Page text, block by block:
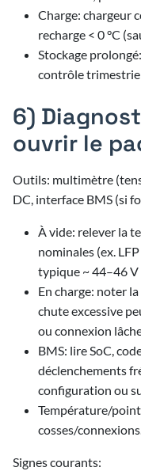
Charge: chargeur
recharge < 0 °C
Stockage
contrôle
6)
ouvrir le
Outils: multimètre
DC, interface BMS (si
À vide: relever la
nominales (ex.
typique ~ 44–46 V
En charge: noter
chute excessive
ou connexion
BMS: lire SoC,
déclenchements
configuration ou
Température/
cosses/
Signes courants: